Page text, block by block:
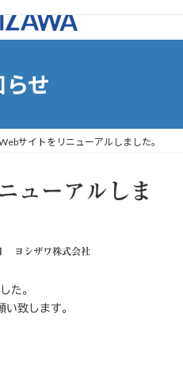
らせ
サイトをリニューアルしました。
ューアルしま
ヨシザワ株式会社
た。
致します。